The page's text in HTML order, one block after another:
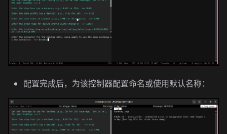
配置完成后，为该控制器配置命名或使用默认名称：